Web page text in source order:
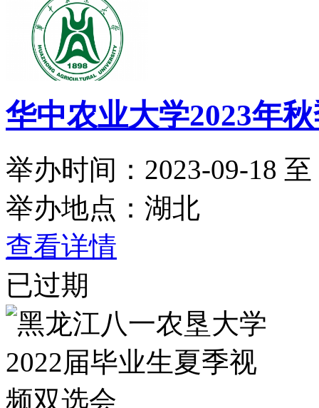
华中农业大学2023年
举办时间：2023-09-18 至
举办地点：湖北
查看详情
已过期